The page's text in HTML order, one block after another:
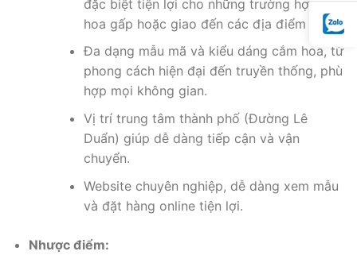
đặc biệt tiện lợi cho những trường hợp cần
hoa gấp hoặc giao đến các địa điểm xa.
Đa dạng mẫu mã và kiểu dáng cắm hoa, từ
phong cách hiện đại đến truyền thống, phù
hợp mọi không gian.
Vị trí trung tâm thành phố (Đường Lê
Duẩn) giúp dễ dàng tiếp cận và vận
chuyển.
Website chuyên nghiệp, dễ dàng xem mẫu
và đặt hàng online tiện lợi.
Nhược điểm: